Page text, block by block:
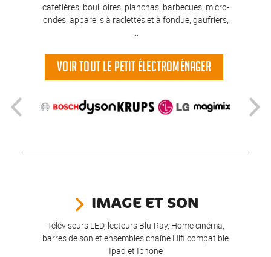
cafetières, bouilloires, planchas, barbecues, micro-
ondes, appareils à raclettes et à fondue, gaufriers,
...
VOIR TOUT LE PETIT ÉLECTROMÉNAGER
IMAGE ET SON
Téléviseurs LED, lecteurs Blu-Ray, Home cinéma,
barres de son et ensembles chaîne Hifi compatible
Ipad et Iphone